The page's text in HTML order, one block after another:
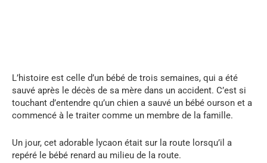
L’histoire est celle d’un bébé de trois semaines, qui a été
sauvé après le décès de sa mère dans un accident. C’est si
touchant d’entendre qu’un chien a sauvé un bébé ourson et a
commencé à le traiter comme un membre de la famille.
Un jour, cet adorable lycaon était sur la route lorsqu’il a
repéré le bébé renard au milieu de la route.